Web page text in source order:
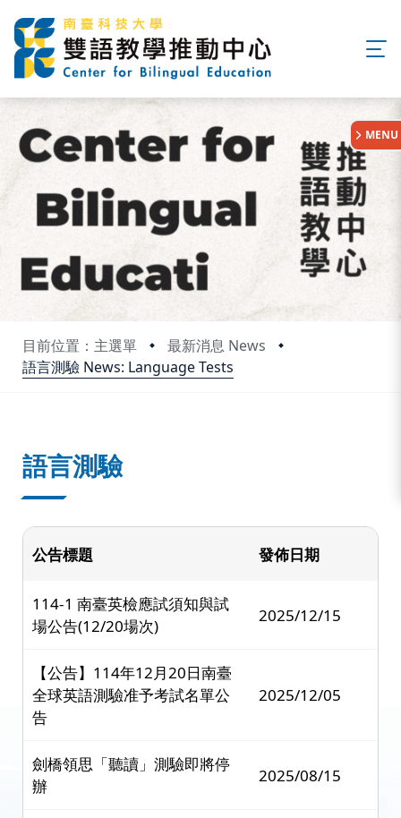
目前位置：主選單
最新消息 News
語言測驗 News: Language Tests
:::
MENU
語言測驗
公告標題 發佈日期
114-1 南臺英檢應試須知與試
場公告(12/20場次)
2025/12/15
【公告】114年12月20日南臺
全球英語測驗准予考試名單公
告
2025/12/05
劍橋領思「聽讀」測驗即將停
辦
2025/08/15